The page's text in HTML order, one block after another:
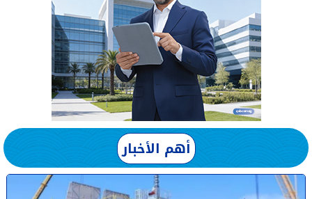
أهم الأخبار